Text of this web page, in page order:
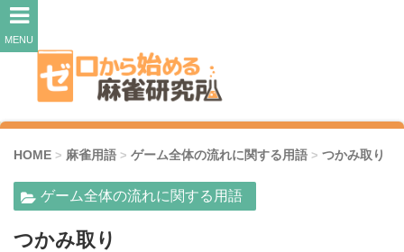
MENU
HOME > 麻雀用語 > ゲーム全体の流れに関する用語 > つかみ取り
ゲーム全体の流れに関する用語
つかみ取り